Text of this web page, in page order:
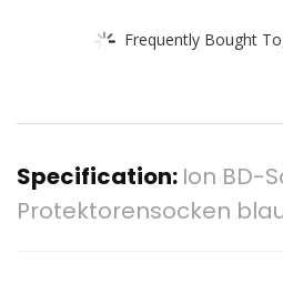
Frequently Bought
Specification: Ion BD-
Protektorensocken